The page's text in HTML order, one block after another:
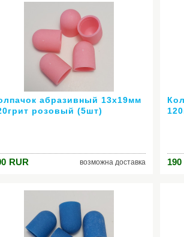
абразивный 13х19мм
розовый (5шт)
RUR возможна доставка 190